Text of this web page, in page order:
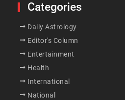
Categories
Daily Astrology
Editor's Column
Entertainment
Health
International
National